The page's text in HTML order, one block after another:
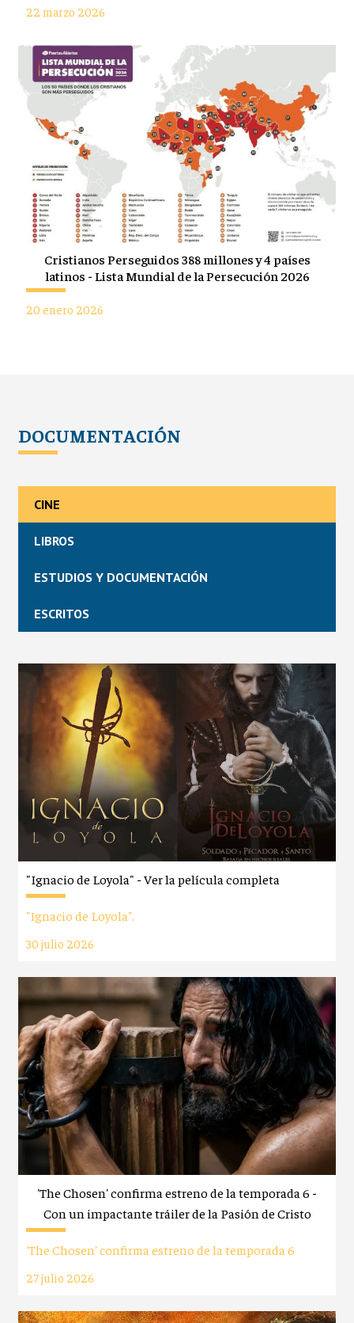
22 marzo 2026
Cristianos Perseguidos 388 millones y 4 países
latinos - Lista Mundial de la Persecución 2026
20 enero 2026
DOCUMENTACIÓN
CINE
LIBROS
ESTUDIOS Y DOCUMENTACIÓN
ESCRITOS
"Ignacio de Loyola" - Ver la película completa
"Ignacio de Loyola".
30 julio 2026
'The Chosen' confirma estreno de la temporada 6 -
Con un impactante tráiler de la Pasión de Cristo
'The Chosen' confirma estreno de la temporada 6
27 julio 2026